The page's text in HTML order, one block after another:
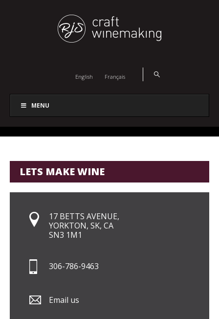
English Français
MENU
LETS MAKE WINE
17 BETTS AVENUE,
YORKTON, SK, CA
SN3 1M1
306-786-9463
Email us